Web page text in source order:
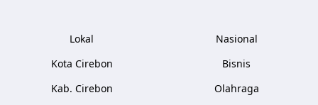
Lokal
Kota Cirebon
Kab. Cirebon
Nasional
Bisnis
Olahraga